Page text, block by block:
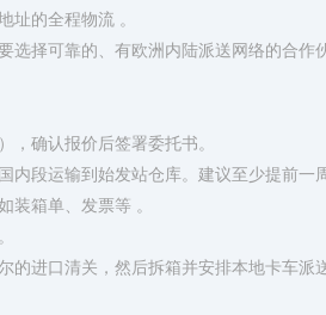
的全程物流 。
择可靠的、有欧洲内陆派送网络的合作伙
确认报价后签署委托书。
段运输到始发站仓库。​建议至少提前一
箱单、发票等 。
进口清关，然后拆箱并安排本地卡车派